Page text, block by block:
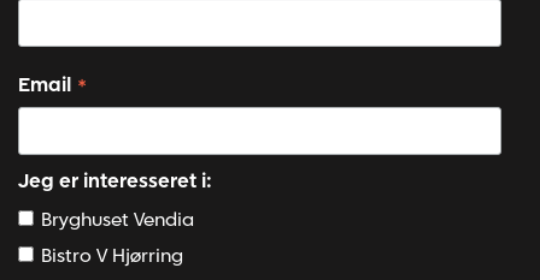
Email *
Jeg er interesseret i:
Bryghuset Vendia
Bistro V Hjørring